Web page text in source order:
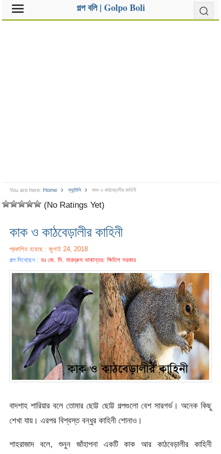
গল্প বলি | Golpo Boli
You are here: Home ফ্যান্টাসি কাক ও কাঠবেড়ালীর কাহিনী
(No Ratings Yet)
কাক ও কাঠবেড়ালীর কাহিনী
প্রকাশিত হয়েছে : জুলাই 24, 2018
গল্প লিখেছেন :ডঃ জে. সি. মারদ্রুস ভাষান্তর: ক্ষিতিশ সরকার
বাদশাহ শারিয়ার বলে তোমার ছোট্ট ছোট্ট গল্পগুলো বেশ সারগর্ভ। অনেক কিছু
শেখা যায়। এরপর বিশ্বস্ত বন্ধুর কাহিনী শোনাও।
শাহরাজাদ বলে, শুনুন জাঁহাপনা একটি কাক আর কাঠবেড়ালীর কাহিনী